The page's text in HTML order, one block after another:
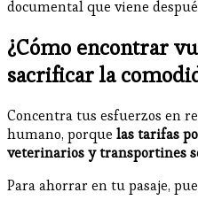
documental que viene
¿Cómo encontrar
sacrificar la
Concentra tus esfuerzos en
humano, porque las tarifas
veterinarios y transportines
Para ahorrar en tu pasaje,